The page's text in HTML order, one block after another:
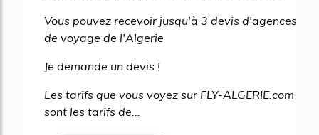
Vous pouvez recevoir jusqu'à 3 devis d'agences
de voyage de l'Algerie
Je demande un devis !
Les tarifs que vous voyez sur FLY-ALGERIE.com
sont les tarifs de...